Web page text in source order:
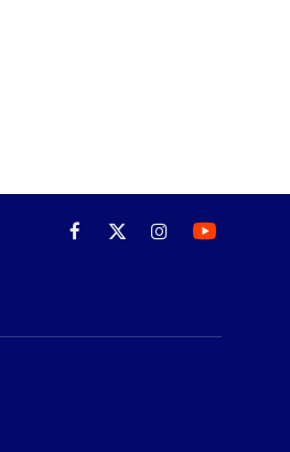
Facebook
X
Instagram